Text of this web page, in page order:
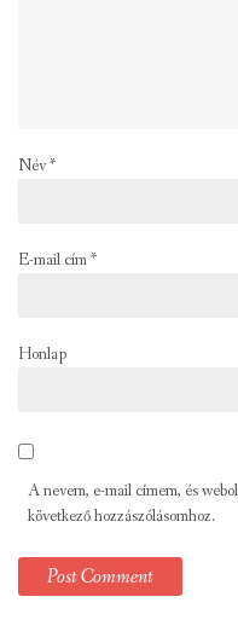
Név*
E-mail cím*
Honlap
A nevem, e-mail címem, és
következő hozzászólásomhoz.